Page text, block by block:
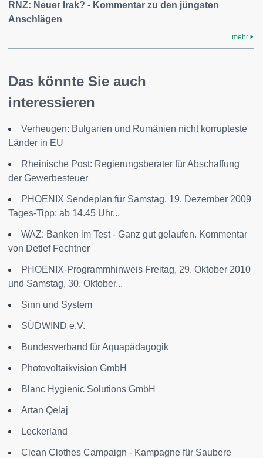
RNZ: Neuer Irak? - Kommentar zu den jüngsten
Anschlägen
mehr
Das könnte Sie auch
interessieren
Verheugen: Bulgarien und Rumänien nicht korrupteste
Länder in EU
Rheinische Post: Regierungsberater für Abschaffung
der Gewerbesteuer
PHOENIX Sendeplan für Samstag, 19. Dezember 2009
Tages-Tipp: ab 14.45 Uhr...
WAZ: Banken im Test - Ganz gut gelaufen. Kommentar
von Detlef Fechtner
PHOENIX-Programmhinweis Freitag, 29. Oktober 2010
und Samstag, 30. Oktober...
Sinn und System
SÜDWIND e.V.
Bundesverband für Aquapädagogik
Photovoltaikvision GmbH
Blanc Hygienic Solutions GmbH
Artan Qelaj
Leckerland
Clean Clothes Campaign - Kampagne für Saubere